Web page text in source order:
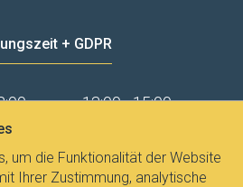
+ GDPR
13:00 - 15:00
um die Funktionalität der Website
Ihrer Zustimmung, analytische